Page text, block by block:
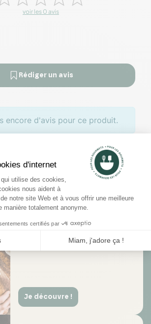
voir les 0 avis
Rédiger un avis
encore d'avis pour ce produit.
Des offres toute l’année
Profitez de promotions tout au
long de l'année sur des
Je découvre !